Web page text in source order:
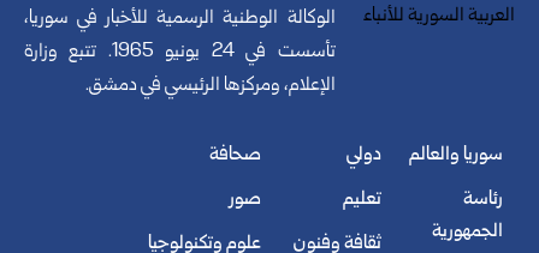
الوكالة الوطنية الرسمية للأخبار في سوريا،
تأسست في 24 يونيو 1965. تتبع وزارة
الإعلام، ومركزها الرئيسي في دمشق.
سوريا والعالم
رئاسة
الجمهورية
دولي
تعليم
ثقافة وفنون
صحافة
صور
علوم وتكنولوجيا